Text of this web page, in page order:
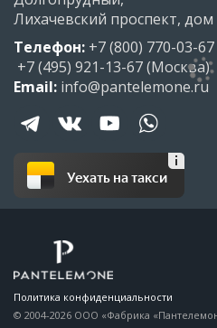
Лихачевский проспект, дом
Телефон: +7 (800) 770-03-67
+7 (495) 921-13-67(Москва)
Email: info@pantelemone.ru
Уехать на такси
Политика конфиденциальности
© 2004-2026 ООО «Фабрика